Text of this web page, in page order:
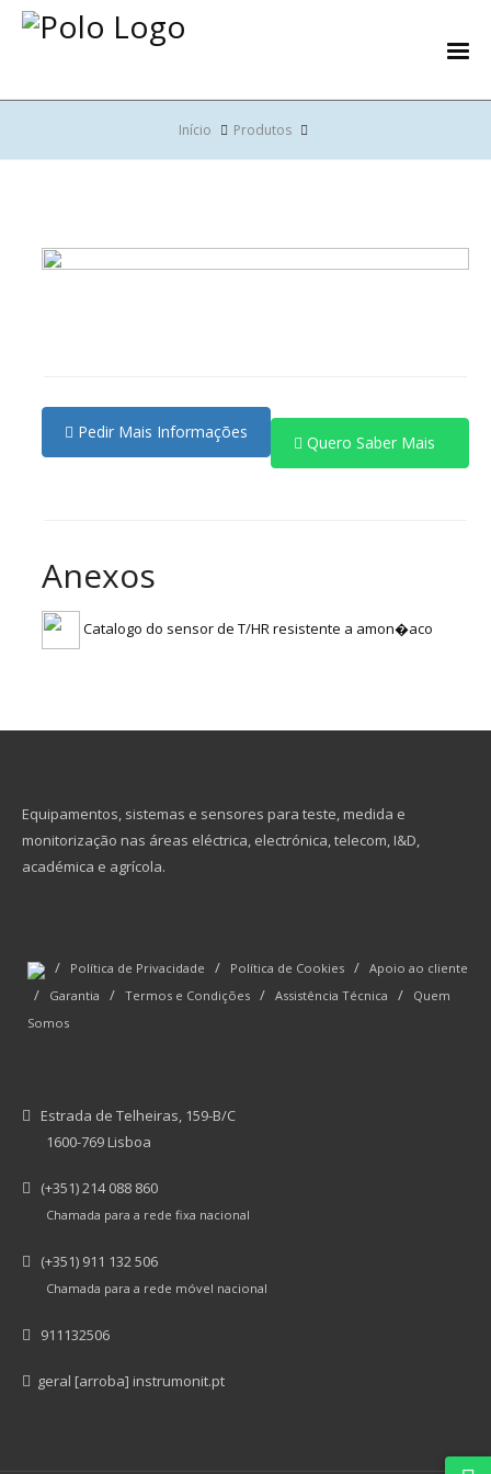
Início Produtos
Pedir Mais Informações
Quero Saber Mais
Anexos
Catalogo do sensor de T/HR resistente a amon�aco
Equipamentos, sistemas e sensores para teste, medida e
monitorização nas áreas eléctrica, electrónica, telecom, I&D,
académica e agrícola.
/ Política de Privacidade / Política de Cookies / Apoio ao cliente
/ Garantia / Termos e Condições / Assistência Técnica /
Quem
Somos
Estrada de Telheiras, 159-B/C
1600-769 Lisboa
(+351) 214 088 860
Chamada para a rede fixa nacional
(+351) 911 132 506
Chamada para a rede móvel nacional
911132506
geral [arroba] instrumonit.pt